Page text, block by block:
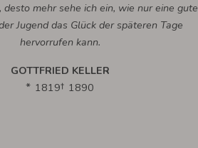
desto mehr sehe ich ein, wie nur eine gute
Jugend das Glück der späteren Tage
hervorrufen kann.
GOTTFRIED KELLER
1819
1890